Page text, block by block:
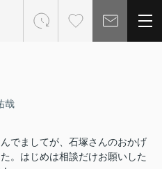
哉
でましてが、石塚さんのおかげ
。はじめは相談だけお願いした